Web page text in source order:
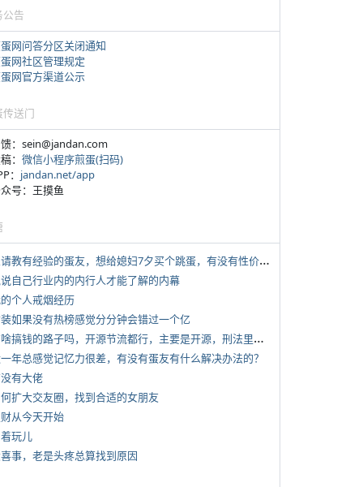
公告
网问答分区关闭通知
网社区管理规定
网官方渠道公示
传送门
：sein@jandan.com
： 微信小程序煎蛋(扫码)
： jandan.net/app
号：王摸鱼
*
想请教有经验的蛋友，想给媳妇7夕买个跳蛋，有没有性价比高的推荐
自己行业内的内行人才能了解的内幕
个人戒烟经历
如果没有热榜感觉分分钟会错过一个亿
*
有啥搞钱的路子吗，开源节流都行，主要是开源，刑法里的咱不做
年总感觉记忆力很差，有没有蛋友有什么解决办法的？
有大佬
扩大交友圈，找到合适的女朋友
从今天开始
玩儿
事，老是头疼总算找到原因